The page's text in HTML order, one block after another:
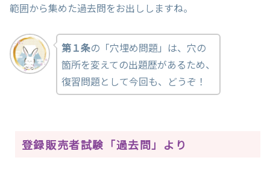
範囲から集めた過去問をお出ししますね。
第１条の「穴埋め問題」は、穴の
箇所を変えての出題歴があるため、
復習問題として今回も、どうぞ！
登録販売者試験「過去問」より